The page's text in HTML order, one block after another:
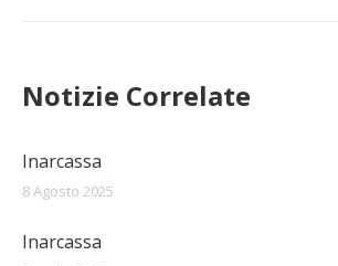
Notizie Correlate
Inarcassa
8 Agosto 2025
Inarcassa